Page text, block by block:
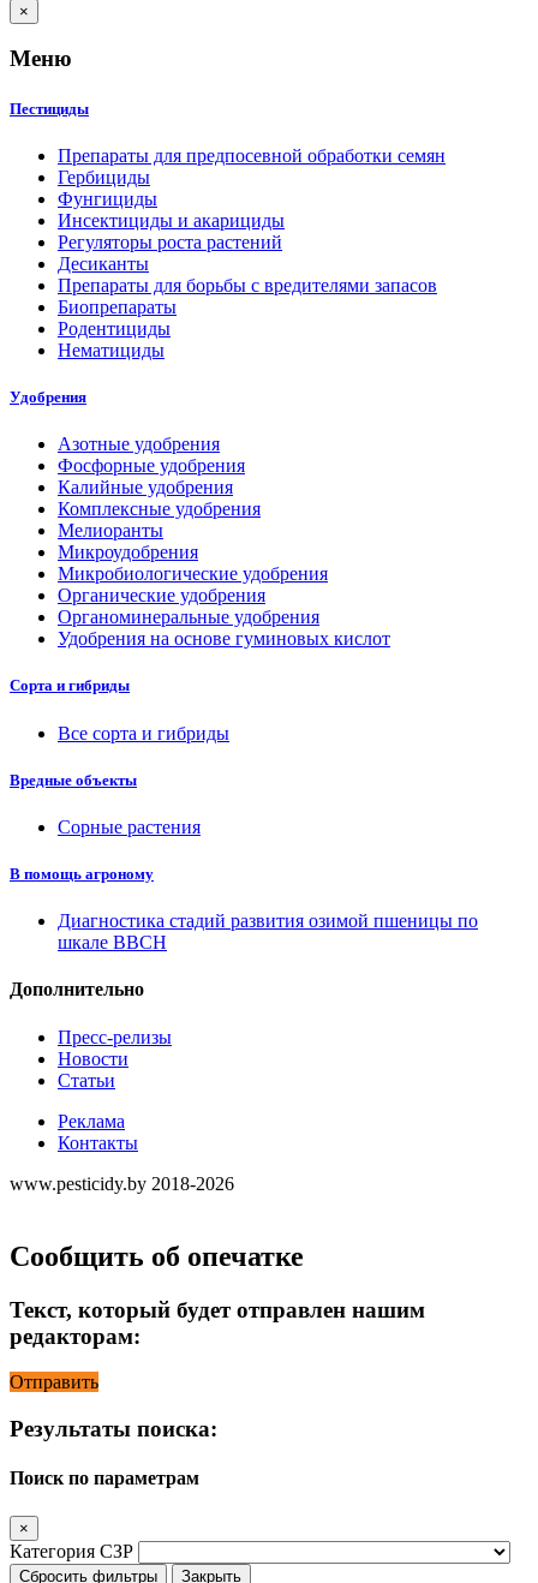
×
Меню
Пестициды
Препараты для предпосевной обработки семян
Гербициды
Фунгициды
Инсектициды и акарициды
Регуляторы роста растений
Десиканты
Препараты для борьбы с вредителями запасов
Биопрепараты
Родентициды
Нематициды
Удобрения
Азотные удобрения
Фосфорные удобрения
Калийные удобрения
Комплексные удобрения
Мелиоранты
Микроудобрения
Микробиологические удобрения
Органические удобрения
Органоминеральные удобрения
Удобрения на основе гуминовых кислот
Сорта и гибриды
Все сорта и гибриды
Вредные объекты
Сорные растения
В помощь агроному
Диагностика стадий развития озимой пшеницы по
шкале ВВСН
Дополнительно
Пресс-релизы
Новости
Статьи
Реклама
Контакты
www.pesticidy.by 2018-2026
Сообщить об опечатке
Текст, который будет отправлен нашим
редакторам:
Отправить
Результаты поиска:
Поиск по параметрам
×
Категория СЗР
Сбросить фильтры Закрыть